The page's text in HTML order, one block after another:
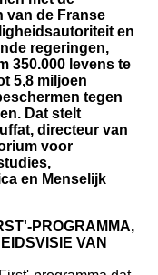
van de Franse
en
regeringen,
350.000 levens te
5,8 miljoen
tegen
Dat stelt
directeur van
voor
en Menselijk
PROGRAMMA,
VAN